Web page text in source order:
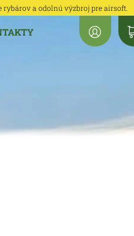
a odolnú výzbroj pre airsoft.